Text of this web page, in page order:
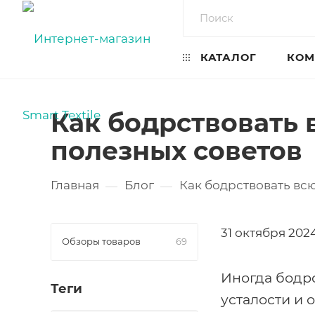
КАТАЛОГ
Как бодрствовать
полезных советов
Главная — Блог — Как бодрствовать
31 октября
Иногда
усталости и
Обзоры товаров 69
Теги